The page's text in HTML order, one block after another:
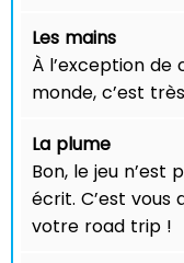
Les mains
À l’exception
monde, c’est
La plume
Bon, le jeu n’est
écrit. C’est vous
votre road trip !